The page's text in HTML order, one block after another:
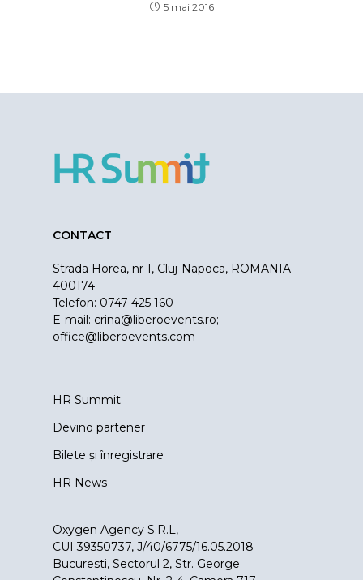
5 mai 2016
CONTACT
Strada Horea, nr 1, Cluj-Napoca, ROMANIA
400174
Telefon: 0747 425 160
E-mail: crina@liberoevents.ro;
office@liberoevents.com
HR Summit
Devino partener
Bilete și înregistrare
HR News
Oxygen Agency S.R.L,
CUI 39350737, J/40/6775/16.05.2018
Bucuresti, Sectorul 2, Str. George